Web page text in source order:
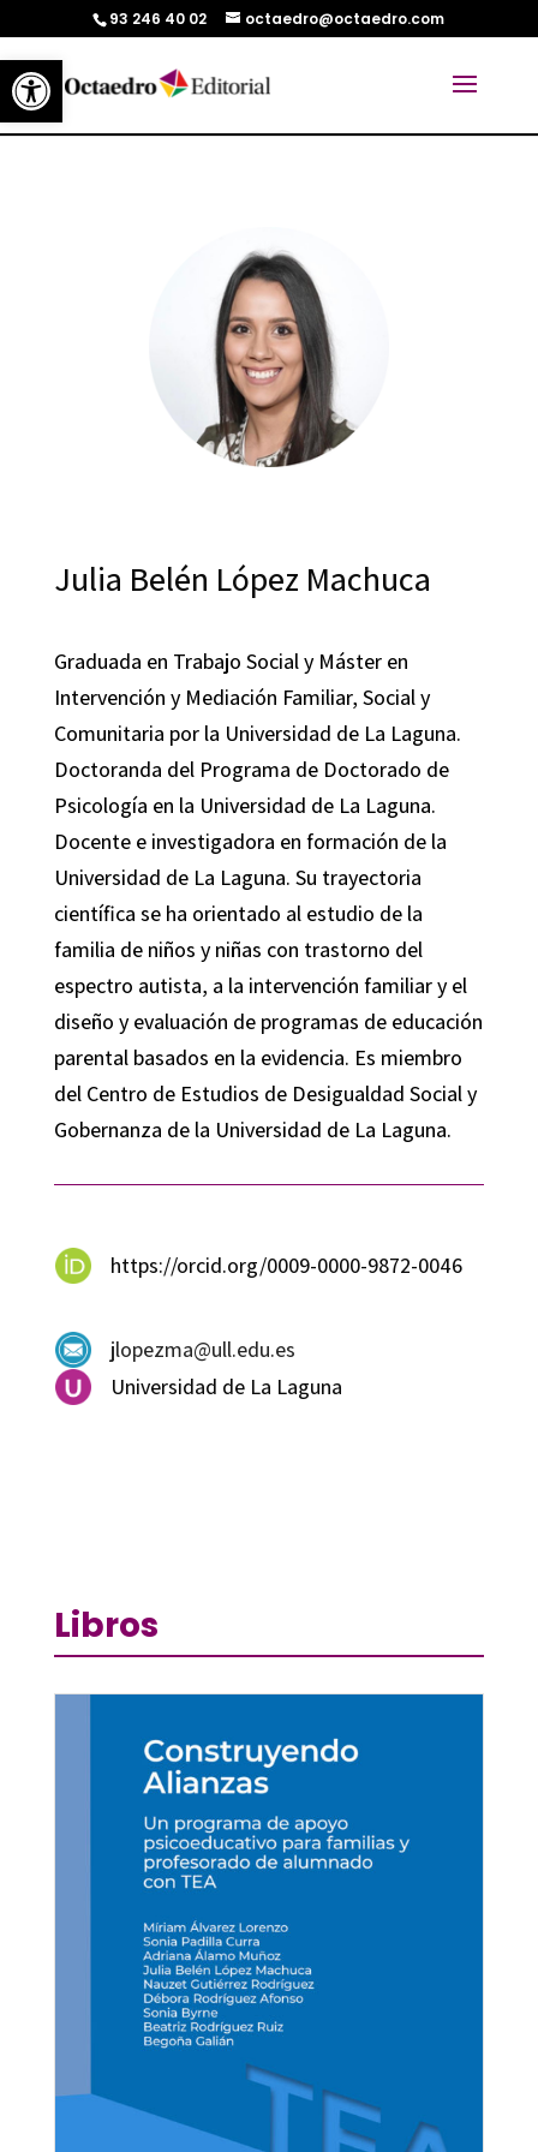
Abrir barra de herramientas
93 246 40 02 octaedro@octaedro.com
Julia Belén López Machuca
Graduada en Trabajo Social y Máster en
Intervención y Mediación Familiar, Social y
Comunitaria por la Universidad de La Laguna.
Doctoranda del Programa de Doctorado de
Psicología en la Universidad de La Laguna.
Docente e investigadora en formación de la
Universidad de La Laguna. Su trayectoria
científica se ha orientado al estudio de la
familia de niños y niñas con trastorno del
espectro autista, a la intervención familiar y el
diseño y evaluación de programas de educación
parental basados en la evidencia. Es miembro
del Centro de Estudios de Desigualdad Social y
Gobernanza de la Universidad de La Laguna.
https://orcid.org/0009-0000-9872-0046
jlopezma@ull.edu.es
Universidad de La Laguna
Libros